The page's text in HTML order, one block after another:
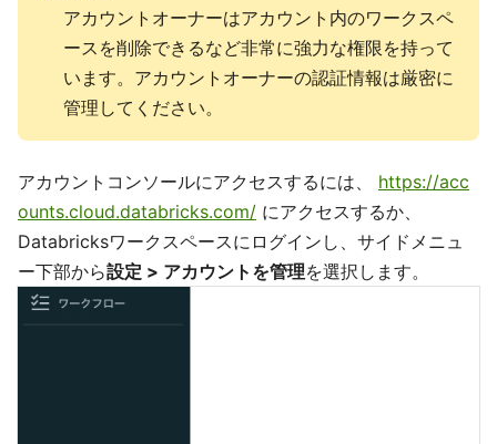
アカウントオーナーはアカウント内のワークスペ
ースを削除できるなど非常に強力な権限を持って
います。アカウントオーナーの認証情報は厳密に
管理してください。
アカウントコンソールにアクセスするには、 https://acc
ounts.cloud.databricks.com/ にアクセスするか、
Databricksワークスペースにログインし、サイドメニュ
ー下部から設定 > アカウントを管理を選択します。